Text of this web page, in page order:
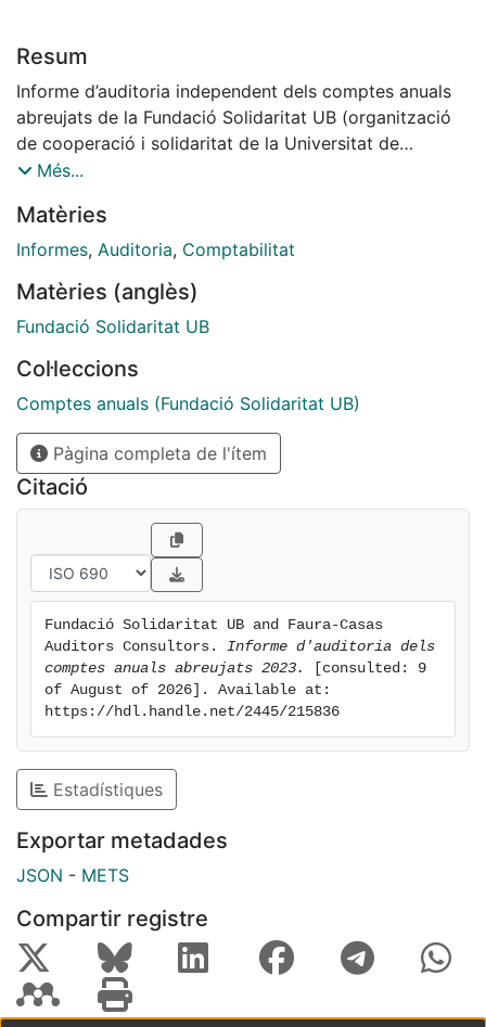
Resum
Informe d’auditoria independent dels comptes anuals
abreujats de la Fundació Solidaritat UB (organització
de cooperació i solidaritat de la Universitat de
Barcelona), corresponents a l’exercici anual acabat a
Més...
Matèries
Informes, Auditoria, Comptabilitat
Matèries (anglès)
Fundació Solidaritat UB
Col·leccions
Comptes anuals (Fundació Solidaritat UB)
Pàgina completa de l'ítem
Citació
Fundació Solidaritat UB and Faura-Casas
Auditors Consultors. Informe d'auditoria dels
comptes anuals abreujats 2023.
[consulted: 9
of August of 2026]. Available at:
https://hdl.handle.net/2445/215836
Estadístiques
Exportar metadades
JSON - METS
Compartir registre